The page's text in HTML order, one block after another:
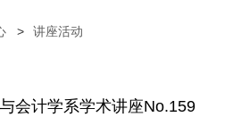
讲座活动
会计学系学术讲座No.159